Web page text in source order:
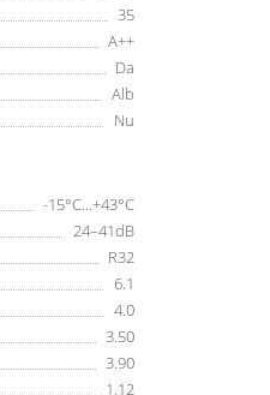
35
A++
Da
Alb
Nu
-15°C...+43°C
24–41dB
R32
6.1
4.0
3.50
3.90
1.12